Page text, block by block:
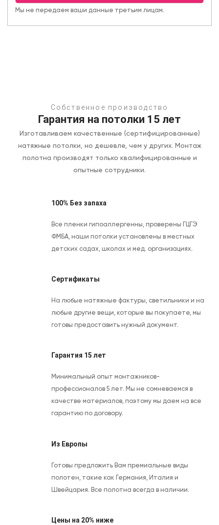
Мы не передаем ваши данные третьим лицам.
Собственное производство
Гарантия на потолки 15 лет
Изготавливаем качественные (сертифицированные)
натяжные потолки, но дешевле, чем у других. Монтаж
полотна производят только квалифицированные и
опытные сотрудники.
100% Без запаха
Все пленки гипоаллергенны, проверены ГЦГЭ
ФМБА, наши потолки установлены в местных
детских садах, школах и мед. организациях.
Сертификаты
На любые натяжные фактуры, светильники и на
любые другие вещи, которые вы покупаете, мы
готовы предоставить нужный документ.
Гарантия 15 лет
Минимальный опыт монтажников-
профессионалов 5 лет. Мы не сомневаемся в
качестве материалов, поэтому мы даем на все
гарантию по договору.
Из Европы
Готовы предложить Вам премиальные виды
полотен, такие как Германия, Италия и
Швейцария. Все полотна всегда в наличии.
Цены на 20% ниже